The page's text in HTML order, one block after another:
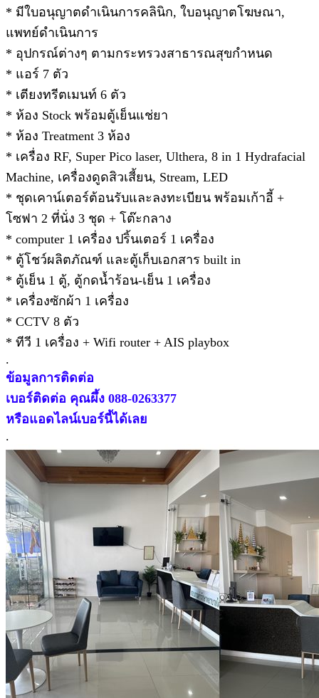
* มีใบอนุญาตดำเนินการคลินิก, ใบอนุญาตโฆษณา,
แพทย์ดำเนินการ
* อุปกรณ์ต่างๆ ตามกระทรวงสาธารณสุขกำหนด
* แอร์ 7 ตัว
* เตียงทรีตเมนท์ 6 ตัว
* ห้อง Stock พร้อมตู้เย็นแช่ยา
* ห้อง Treatment 3 ห้อง
* เครื่อง RF, Super Pico laser, Ulthera, 8 in 1 Hydrafacial
Machine, เครื่องดูดสิวเสี้ยน, Stream, LED
* ชุดเคาน์เตอร์ต้อนรับและลงทะเบียน พร้อมเก้าอี้ +
โซฟา 2 ที่นั่ง 3 ชุด + โต๊ะกลาง
* computer 1 เครื่อง ปริ้นเตอร์ 1 เครื่อง
* ตู้โชว์ผลิตภัณฑ์ และตู้เก็บเอกสาร built in
* ตู้เย็น 1 ตู้, ตู้กดน้ำร้อน-เย็น 1 เครื่อง
* เครื่องซักผ้า 1 เครื่อง
* CCTV 8 ตัว
* ทีวี 1 เครื่อง + Wifi router + AIS playbox
.
ข้อมูลการติดต่อ
เบอร์ติดต่อ คุณผึ้ง 088-0263377
หรือแอดไลน์เบอร์นี้ได้เลย
.